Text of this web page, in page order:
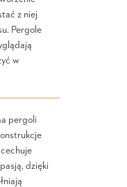
z niej
Pergole
w
pergoli
dzięki